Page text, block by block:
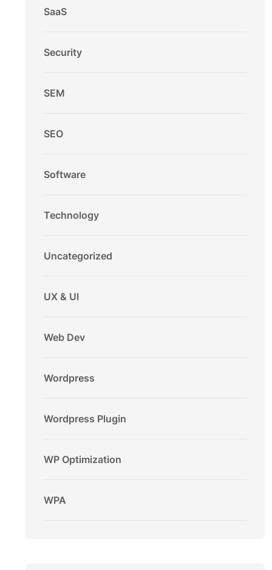
SaaS
Security
SEM
SEO
Software
Technology
Uncategorized
UX & UI
Web Dev
Wordpress
Wordpress Plugin
WP Optimization
WPA